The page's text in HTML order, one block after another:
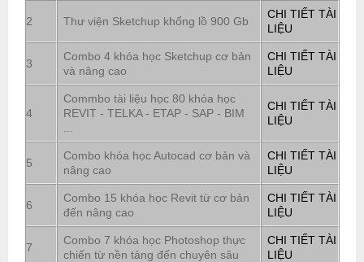
2 Thư viện Sketchup khổng lồ 900 Gb
CHI TIẾT TÀI
LIỆU
3
Combo 4 khóa học Sketchup cơ bản
và nâng cao
CHI TIẾT TÀI
LIỆU
4
Commbo tài liệu học 80 khóa học
REVIT - TELKA - ETAP - SAP - BIM
CHI TIẾT TÀI
LIỆU
5
Combo khóa học Autocad cơ bản và
nâng cao
CHI TIẾT TÀI
LIỆU
6
Combo 15 khóa học Revit từ cơ bản
đến nâng cao
CHI TIẾT TÀI
LIỆU
7
Combo 7 khóa học Photoshop thực
chiến từ nền tảng đến chuyên sâu
CHI TIẾT TÀI
LIỆU